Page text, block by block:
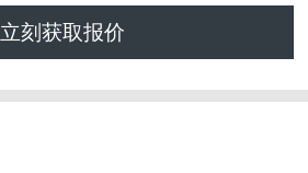
立刻获取报价